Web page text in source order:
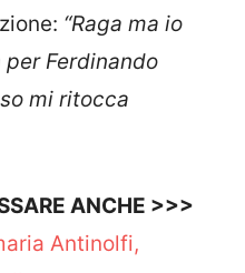
“Raga ma io
per Ferdinando
mi ritocca
ANCHE >>>
Antinolfi,